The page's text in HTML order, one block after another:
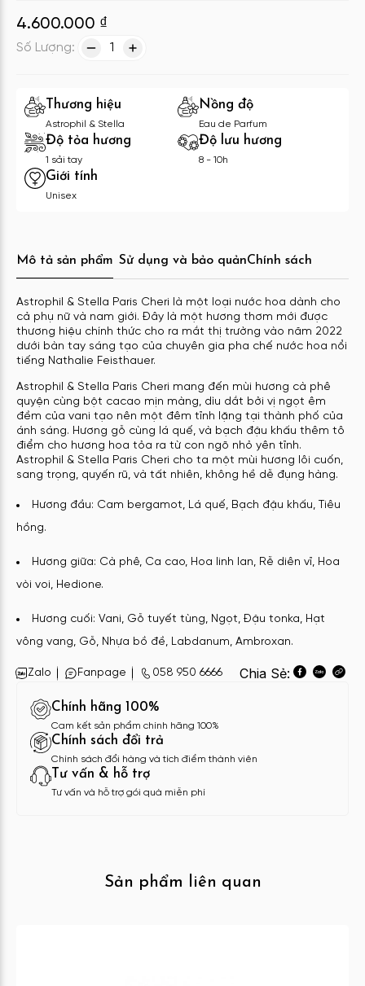
4.600.000 ₫
Số Lượng: 1
Thương hiệu
Astrophil & Stella
Nồng độ
Eau de Parfum
Độ tỏa hương
1 sải tay
Độ lưu hương
8 - 10h
Giới tính
Unisex
Mô tả sản phẩm Sử dụng và bảo quảnChính sách
Astrophil & Stella Paris Cheri là một loại nước hoa dành cho
cả phụ nữ và nam giới. Đây là một hương thơm mới được
thương hiệu chính thức cho ra mắt thị trường vào năm 2022
dưới bàn tay sáng tạo của chuyên gia pha chế nước hoa nổi
tiếng Nathalie Feisthauer.
Astrophil & Stella Paris Cheri mang đến mùi hương cà phê
quyện cùng bột cacao mịn màng, dìu dắt bởi vị ngọt êm
đềm của vani tạo nên một đêm tĩnh lặng tại thành phố của
ánh sáng. Hương gỗ cùng lá quế, và bạch đậu khấu thêm tô
điểm cho hương hoa tỏa ra từ con ngõ nhỏ yên tĩnh.
Astrophil & Stella Paris Cheri cho ta một mùi hương lôi cuốn,
sang trọng, quyến rũ, và tất nhiên, không hề dễ đụng hàng.
Hương đầu: Cam bergamot, Lá quế, Bạch đậu khấu, Tiêu
hồng.
Hương giữa: Cà phê, Ca cao, Hoa linh lan, Rễ diên vĩ, Hoa
vòi voi, Hedione.
Hương cuối: Vani, Gỗ tuyết tùng, Ngọt, Đậu tonka, Hạt
vông vang, Gỗ, Nhựa bồ đề, Labdanum, Ambroxan.
Zalo Fanpage 058 950 6666 Chia Sẻ:
Chính hãng 100%
Cam kết sản phẩm chính hãng 100%
Chính sách đổi trả
Chính sách đổi hàng và tích điểm thành viên
Tư vấn & hỗ trợ
Tư vấn và hỗ trợ gói quà miễn phí
Sản phẩm liên quan